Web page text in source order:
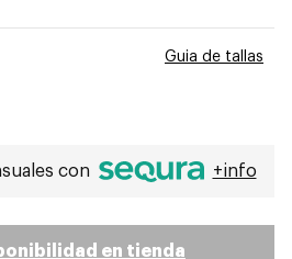
Guia de tallas
con +info
en tienda